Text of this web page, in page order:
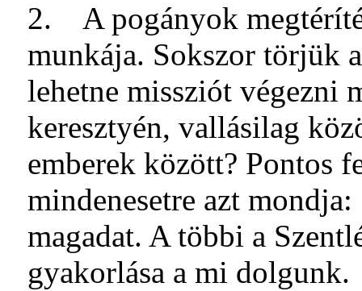
2. A pogányok
munkája. Sokszor törjük
lehetne missziót végezni
keresztyén, vallásilag
emberek között? Pontos
mindenesetre azt
magadat. A többi a
gyakorlása a mi dolgunk.